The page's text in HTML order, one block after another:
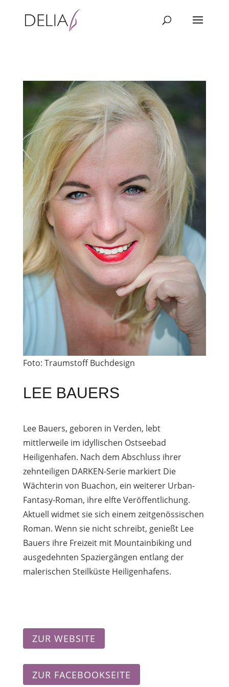
Foto: Traumstoff Buchdesign
LEE BAUERS
Lee Bauers, geboren in Verden, lebt
mittlerweile im idyllischen Ostseebad
Heiligenhafen. Nach dem Abschluss ihrer
zehnteiligen DARKEN-Serie markiert Die
Wächterin von Buachon, ein weiterer Urban-
Fantasy-Roman, ihre elfte Veröffentlichung.
Aktuell widmet sie sich einem zeitgenössischen
Roman. Wenn sie nicht schreibt, genießt Lee
Bauers ihre Freizeit mit Mountainbiking und
ausgedehnten Spaziergängen entlang der
malerischen Steilküste Heiligenhafens.
ZUR WEBSITE
ZUR FACEBOOKSEITE